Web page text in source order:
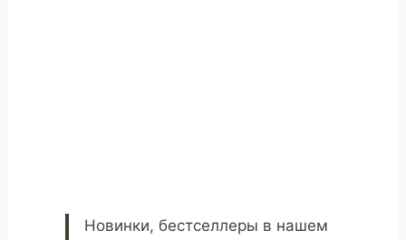
Новинки, бестселлеры в нашем